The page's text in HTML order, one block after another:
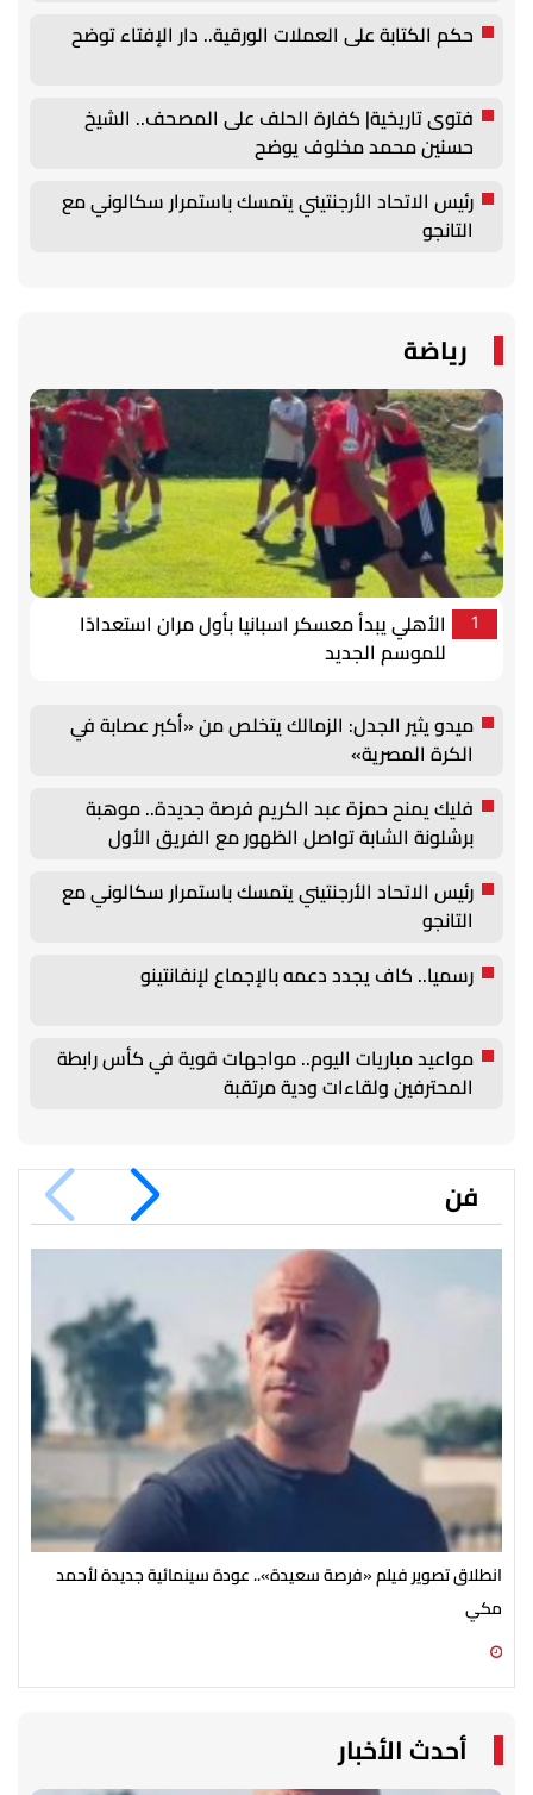
حكم الكتابة على العملات الورقية.. دار الإفتاء توضح
فتوى تاريخية| كفارة الحلف على المصحف.. الشيخ
حسنين محمد مخلوف يوضح
رئيس الاتحاد الأرجنتيني يتمسك باستمرار سكالوني مع
التانجو
رياضة
1
الأهلي يبدأ معسكر اسبانيا بأول مران استعدادًا
للموسم الجديد
ميدو يثير الجدل: الزمالك يتخلص من «أكبر عصابة في
الكرة المصرية»
فليك يمنح حمزة عبد الكريم فرصة جديدة.. موهبة
برشلونة الشابة تواصل الظهور مع الفريق الأول
رئيس الاتحاد الأرجنتيني يتمسك باستمرار سكالوني مع
التانجو
رسميا.. كاف يجدد دعمه بالإجماع لإنفانتينو
مواعيد مباريات اليوم.. مواجهات قوية في كأس رابطة
المحترفين ولقاءات ودية مرتقبة
فن
انطلاق تصوير فيلم «فرصة سعيدة».. عودة سينمائية جديدة لأحمد
مكي
أحدث الأخبار